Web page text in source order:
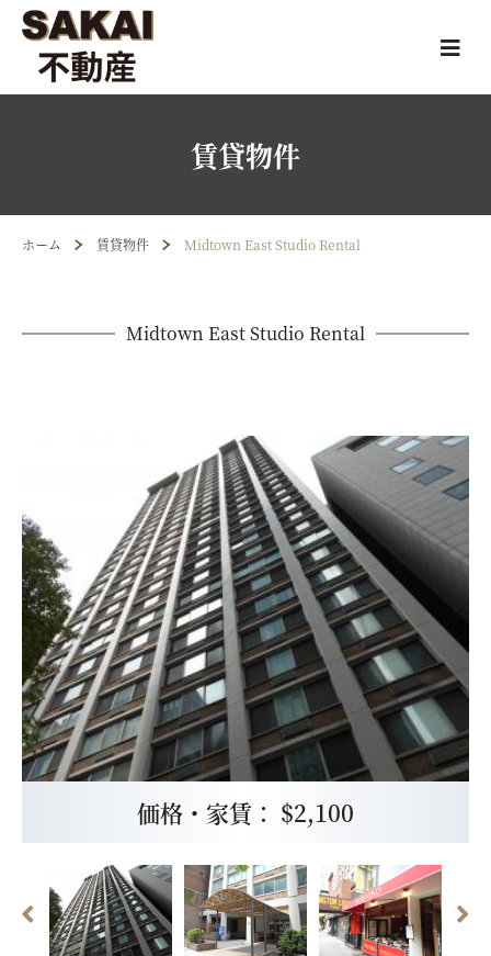
賃貸物件
ホーム 賃貸物件 Midtown East Studio Rental
Midtown East Studio Rental
価格・家賃： $2,100